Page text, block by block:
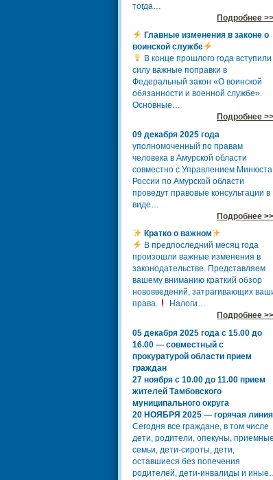
тогда…
Подробнее
Главные изменения в законе о
воинской службе
В конце прошлого года вступили
силу важные поправки в
Федеральный закон «О воинской
обязанности и военной службе».
Основные…
Подробнее
09 декабря 2025 года
уполномоченный по правам
человека в Амурской области
совместно с Управлением Минюста
России по Амурской области
проведут правовые консультации в
виде…
Подробнее
Кратко о важном
В предпоследний месяц года
произошли важные изменения в
законодательстве. Представляем
вашему вниманию краткий обзор
нововведений, затрагивающих
права.
Налоги…
Подробнее
05 декабря 2025 года с 15.00 до
16.00 — совместный с
прокуратурой области прием
граждан
27 ноября с 10.00 до 11.00 прием
жителей Тамбовского
муниципального округа
20 НОЯБРЯ 2025 — горячая линия
Сегодня все граждане, в том числе
дети, родители, опекуны, приемные
семьи, дети-сироты, дети,
оставшиеся без попечения
родителей, дети-инвалиды и иные…